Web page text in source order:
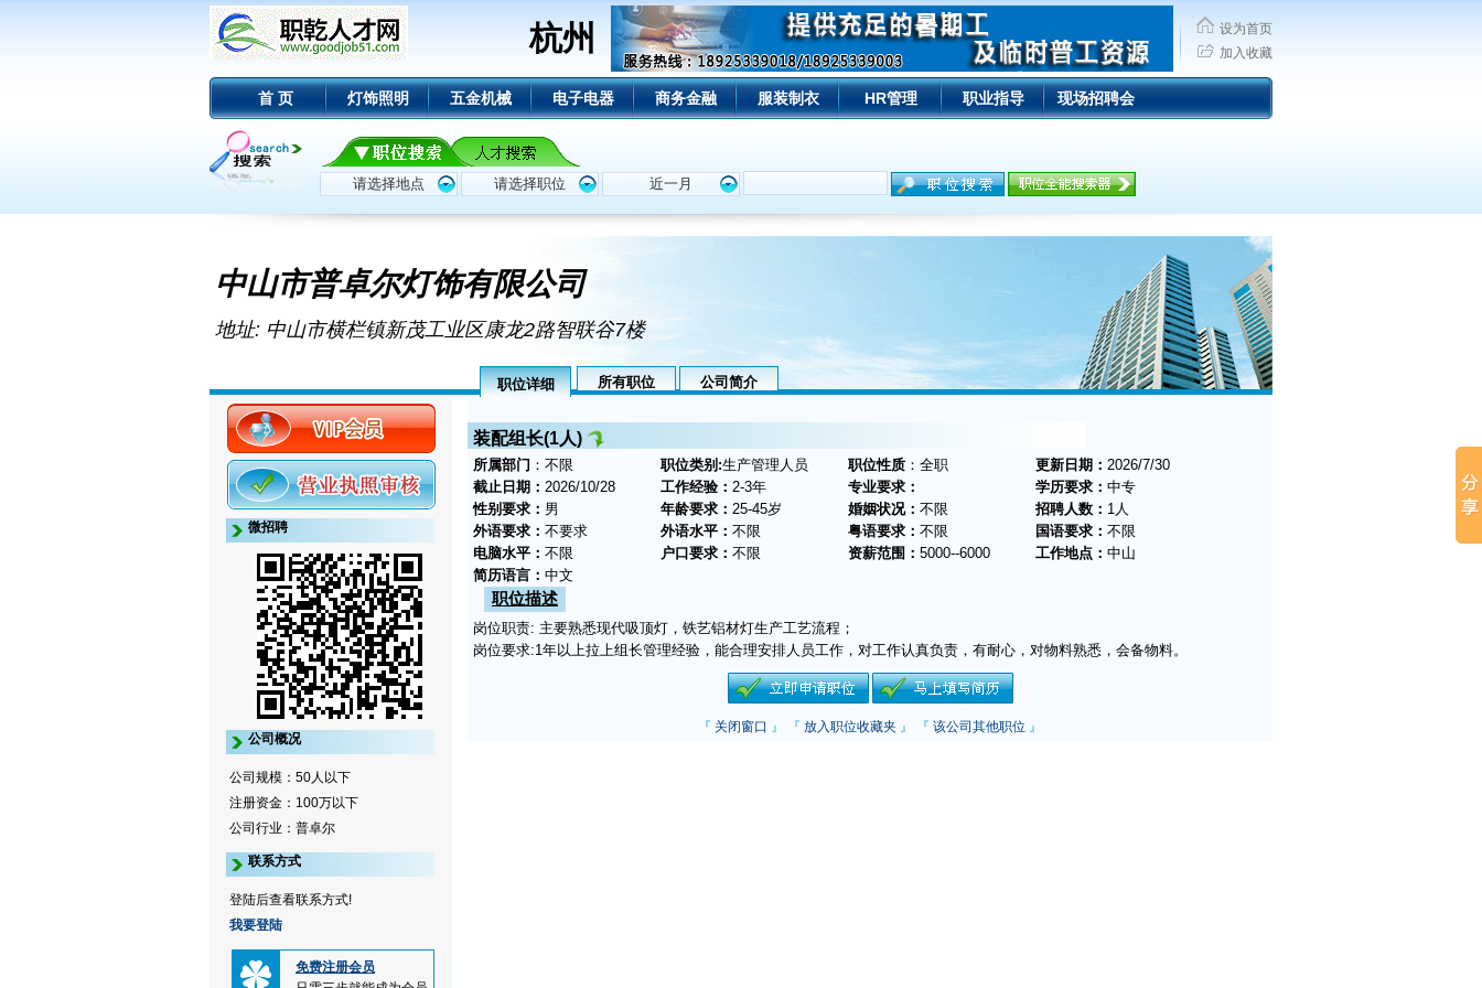
杭州
设为首页
加入收藏
首 页 灯饰照明 五金机械 电子电器 商务金融 服装制衣 HR管理 职业指导 现场招聘会
中山市普卓尔灯饰有限公司
地址: 中山市横栏镇新茂工业区康龙2路智联谷7楼
职位详细 所有职位 公司简介
微招聘
公司概况
公司规模：50人以下
注册资金：100万以下
公司行业：普卓尔
联系方式
登陆后查看联系方式!
我要登陆
免费注册会员
装配组长(1人)
所属部门 ：不限 职位类别:生产管理人员 职位性质 ：全职 更新日期： 2026/7/30
截止日期： 2026/10/28 工作经验： 2-3年 专业要求： 学历要求： 中专
性别要求： 男 年龄要求： 25-45岁 婚姻状况： 不限 招聘人数： 1人
外语要求： 不要求 外语水平： 不限 粤语要求： 不限 国语要求： 不限
电脑水平： 不限 户口要求： 不限 资薪范围： 5000--6000 工作地点： 中山
简历语言： 中文
职位描述
岗位职责: 主要熟悉现代吸顶灯，铁艺铝材灯生产工艺流程；
岗位要求:1年以上拉上组长管理经验，能合理安排人员工作，对工作认真负责，有耐心，对物料熟悉，会备物料。
『 关闭窗口 』 『 放入职位收藏夹 』 『 该公司其他职位 』